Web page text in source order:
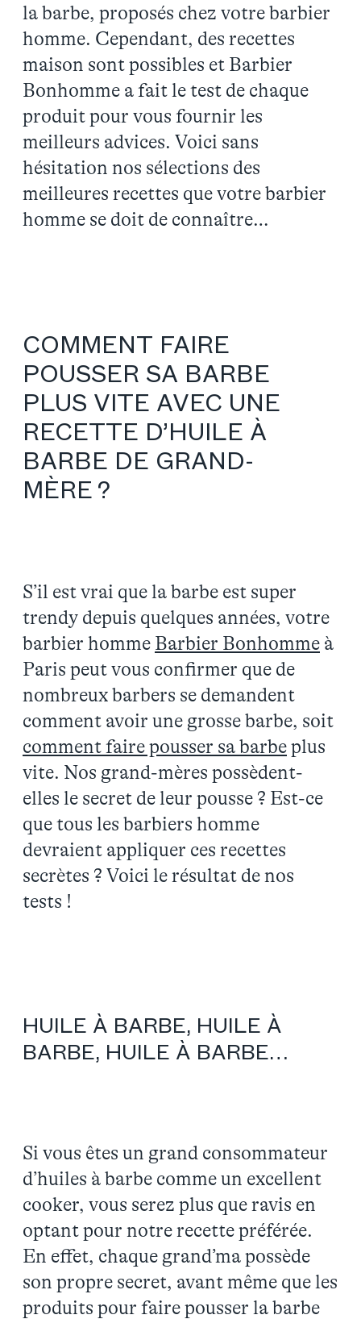
la barbe, proposés chez votre barbier
homme. Cependant, des recettes
maison sont possibles et Barbier
Bonhomme a fait le test de chaque
produit pour vous fournir les
meilleurs advices. Voici sans
hésitation nos sélections des
meilleures recettes que votre barbier
homme se doit de connaître…
COMMENT FAIRE
POUSSER SA BARBE
PLUS VITE AVEC UNE
RECETTE D’HUILE À
BARBE DE GRAND-
MÈRE ?
S’il est vrai que la barbe est super
trendy depuis quelques années, votre
barbier homme Barbier Bonhomme à
Paris peut vous confirmer que de
nombreux barbers se demandent
comment avoir une grosse barbe, soit
comment faire pousser sa barbeplus
vite. Nos grand-mères possèdent-
elles le secret de leur pousse ? Est-ce
que tous les barbiers homme
devraient appliquer ces recettes
secrètes ? Voici le résultat de nos
tests !
HUILE À BARBE, HUILE À
BARBE, HUILE À BARBE…
Si vous êtes un grand consommateur
d’huiles à barbe comme un excellent
cooker, vous serez plus que ravis en
optant pour notre recette préférée.
En effet, chaque grand’ma possède
son propre secret, avant même que les
produits pour faire pousser la barbe